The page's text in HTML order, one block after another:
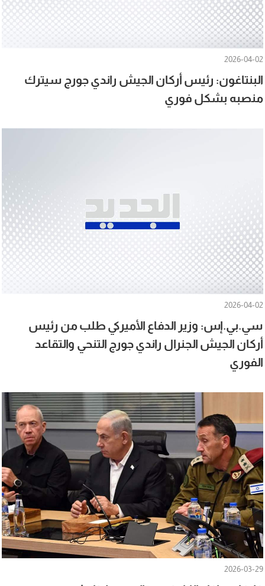
2026-04-02
البنتاغون: رئيس أركان الجيش راندي جورج سيترك
منصبه بشكل فوري
2026-04-02
سي.بي.إس: وزير الدفاع الأميركي طلب من رئيس
أركان الجيش الجنرال راندي جورج التنحي والتقاعد
الفوري
2026-03-29